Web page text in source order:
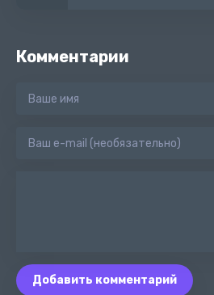
Комментарии
Добавить комментарий